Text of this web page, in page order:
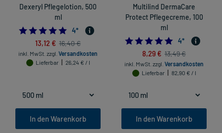
Dexeryl Pflegelotion, 500
ml
5.0
4*
13,12 € 16,40 €
inkl. MwSt. zzgl. Versandkosten
Lieferbar
26,24 € / l
In den Warenkorb
Multilind DermaCare
Protect Pflegecreme, 100
ml
5.0
4*
8,29 € 13,49 €
inkl. MwSt. zzgl. Versandkosten
Lieferbar
82,90 € / l
In den Warenkorb